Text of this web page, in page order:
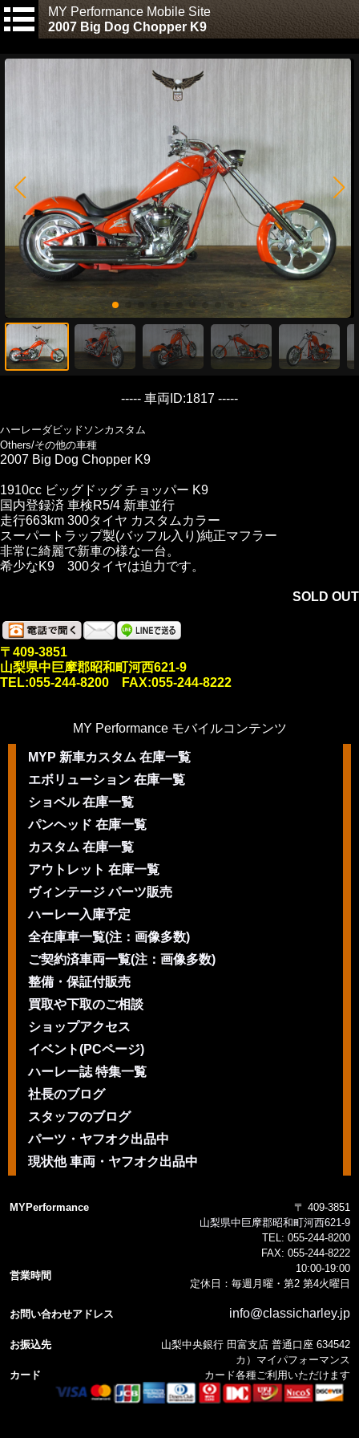
MY Performance Mobile Site
2007 Big Dog Chopper K9
----- 車両ID:1817 -----
ハーレーダビッドソンカスタム
Others/その他の車種
2007 Big Dog Chopper K9
1910cc ビッグドッグ チョッパー K9
国内登録済 車検R5/4 新車並行
走行663km 300タイヤ カスタムカラー
スーパートラップ製(バッフル入り)純正マフラー
非常に綺麗で新車の様な一台。
希少なK9 300タイヤは迫力です。
SOLD OUT
〒409-3851
山梨県中巨摩郡昭和町河西621-9
TEL:055-244-8200 FAX:055-244-8222
MY Performance モバイルコンテンツ
MYP 新車カスタム 在庫一覧
エボリューション 在庫一覧
ショベル 在庫一覧
パンヘッド 在庫一覧
カスタム 在庫一覧
アウトレット 在庫一覧
ヴィンテージ パーツ販売
ハーレー入庫予定
全在庫車一覧(注：画像多数)
ご契約済車両一覧(注：画像多数)
整備・保証付販売
買取や下取のご相談
ショップアクセス
イベント(PCページ)
ハーレー誌 特集一覧
社長のブログ
スタッフのブログ
パーツ・ヤフオク出品中
現状他 車両・ヤフオク出品中
MYPerformance
〒 409-3851
山梨県中巨摩郡昭和町河西621-9
TEL: 055-244-8200
FAX: 055-244-8222
営業時間
10:00-19:00
定休日：毎週月曜・第2 第4火曜日
お問い合わせアドレス info@classicharley.jp
お振込先
山梨中央銀行 田富支店 普通口座 634542
カ）マイパフォーマンス
カード
カード各種ご利用いただけます